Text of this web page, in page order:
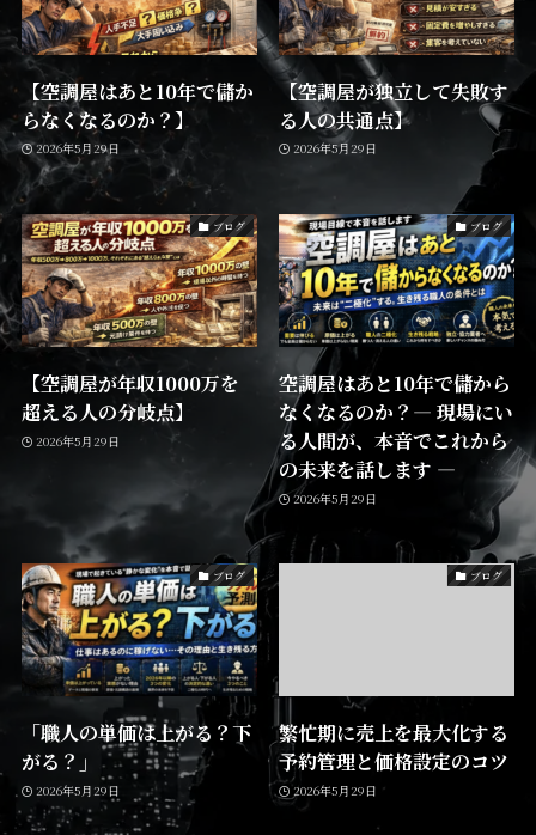
【空調屋はあと10年で儲か
らなくなるのか？】
2026年5月29日
【空調屋が独立して失敗す
る人の共通点】
2026年5月29日
ブログ
【空調屋が年収1000万を
超える人の分岐点】
2026年5月29日
ブログ
空調屋はあと10年で儲から
なくなるのか？― 現場にい
る人間が、本音でこれから
の未来を話します ―
2026年5月29日
ブログ
「職人の単価は上がる？下
がる？」
2026年5月29日
ブログ
繁忙期に売上を最大化する
予約管理と価格設定のコツ
2026年5月29日